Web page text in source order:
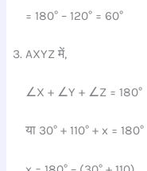
= 180° – 120° = 60°
AXYZ में,
∠X + ∠Y + ∠Z = 180°
या 30° + 110° + x = 180°